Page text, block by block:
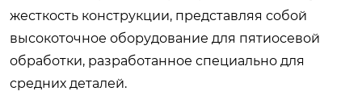
жесткость конструкции, представляя собой
высокоточное оборудование для пятиосевой
обработки, разработанное специально для
средних деталей.